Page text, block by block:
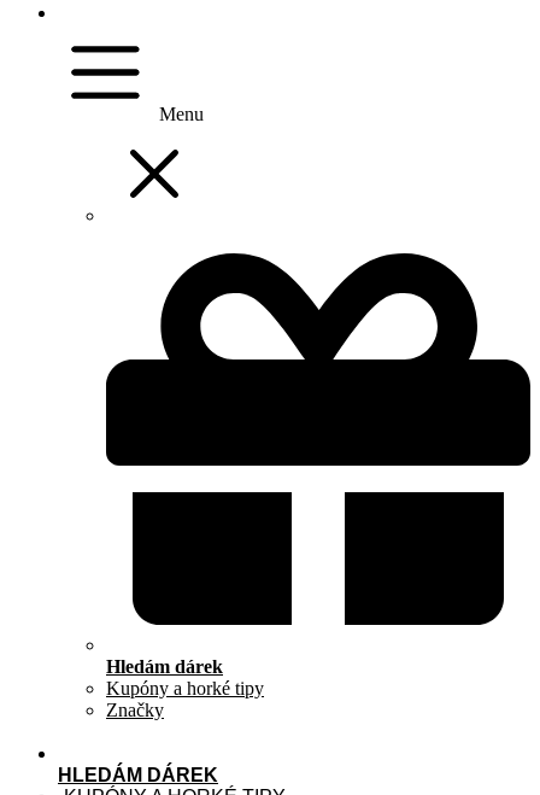
Menu
Hledám dárek
Kupóny a horké tipy
Značky
HLEDÁM DÁREK